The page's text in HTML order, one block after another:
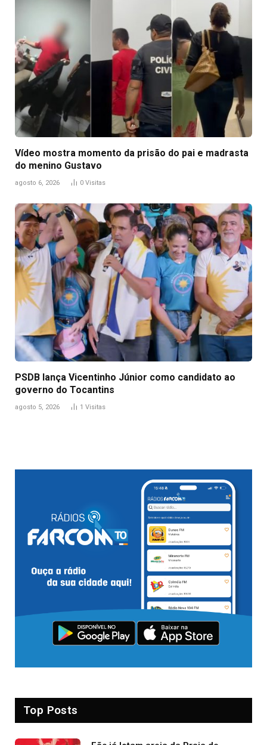
Vídeo mostra momento da prisão do pai e madrasta
do menino Gustavo
agosto 6, 2026 0 Visitas
PSDB lança Vicentinho Júnior como candidato ao
governo do Tocantins
agosto 5, 2026 1 Visitas
Top Posts